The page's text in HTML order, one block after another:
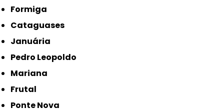
Formiga
Cataguases
Januária
Pedro Leopoldo
Mariana
Frutal
Ponte Nova